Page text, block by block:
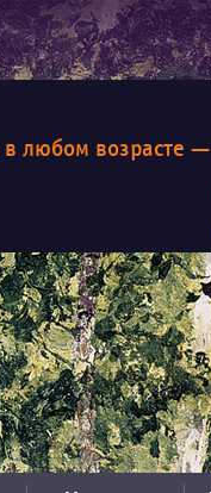
в любом возрасте —